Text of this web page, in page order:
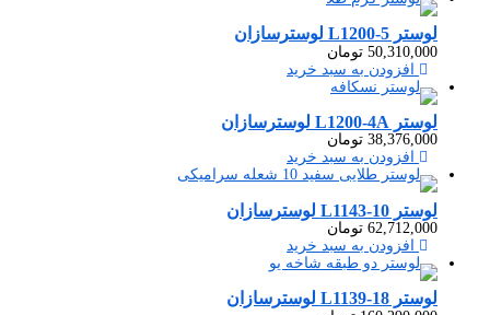
لوستر L1200-5 لوسترسازان
50,310,000 تومان
افزودن به سبد خرید
لوستر L1200-4A لوسترسازان
38,376,000 تومان
افزودن به سبد خرید
لوستر L1143-10 لوسترسازان
62,712,000 تومان
افزودن به سبد خرید
لوستر L1139-18 لوسترسازان